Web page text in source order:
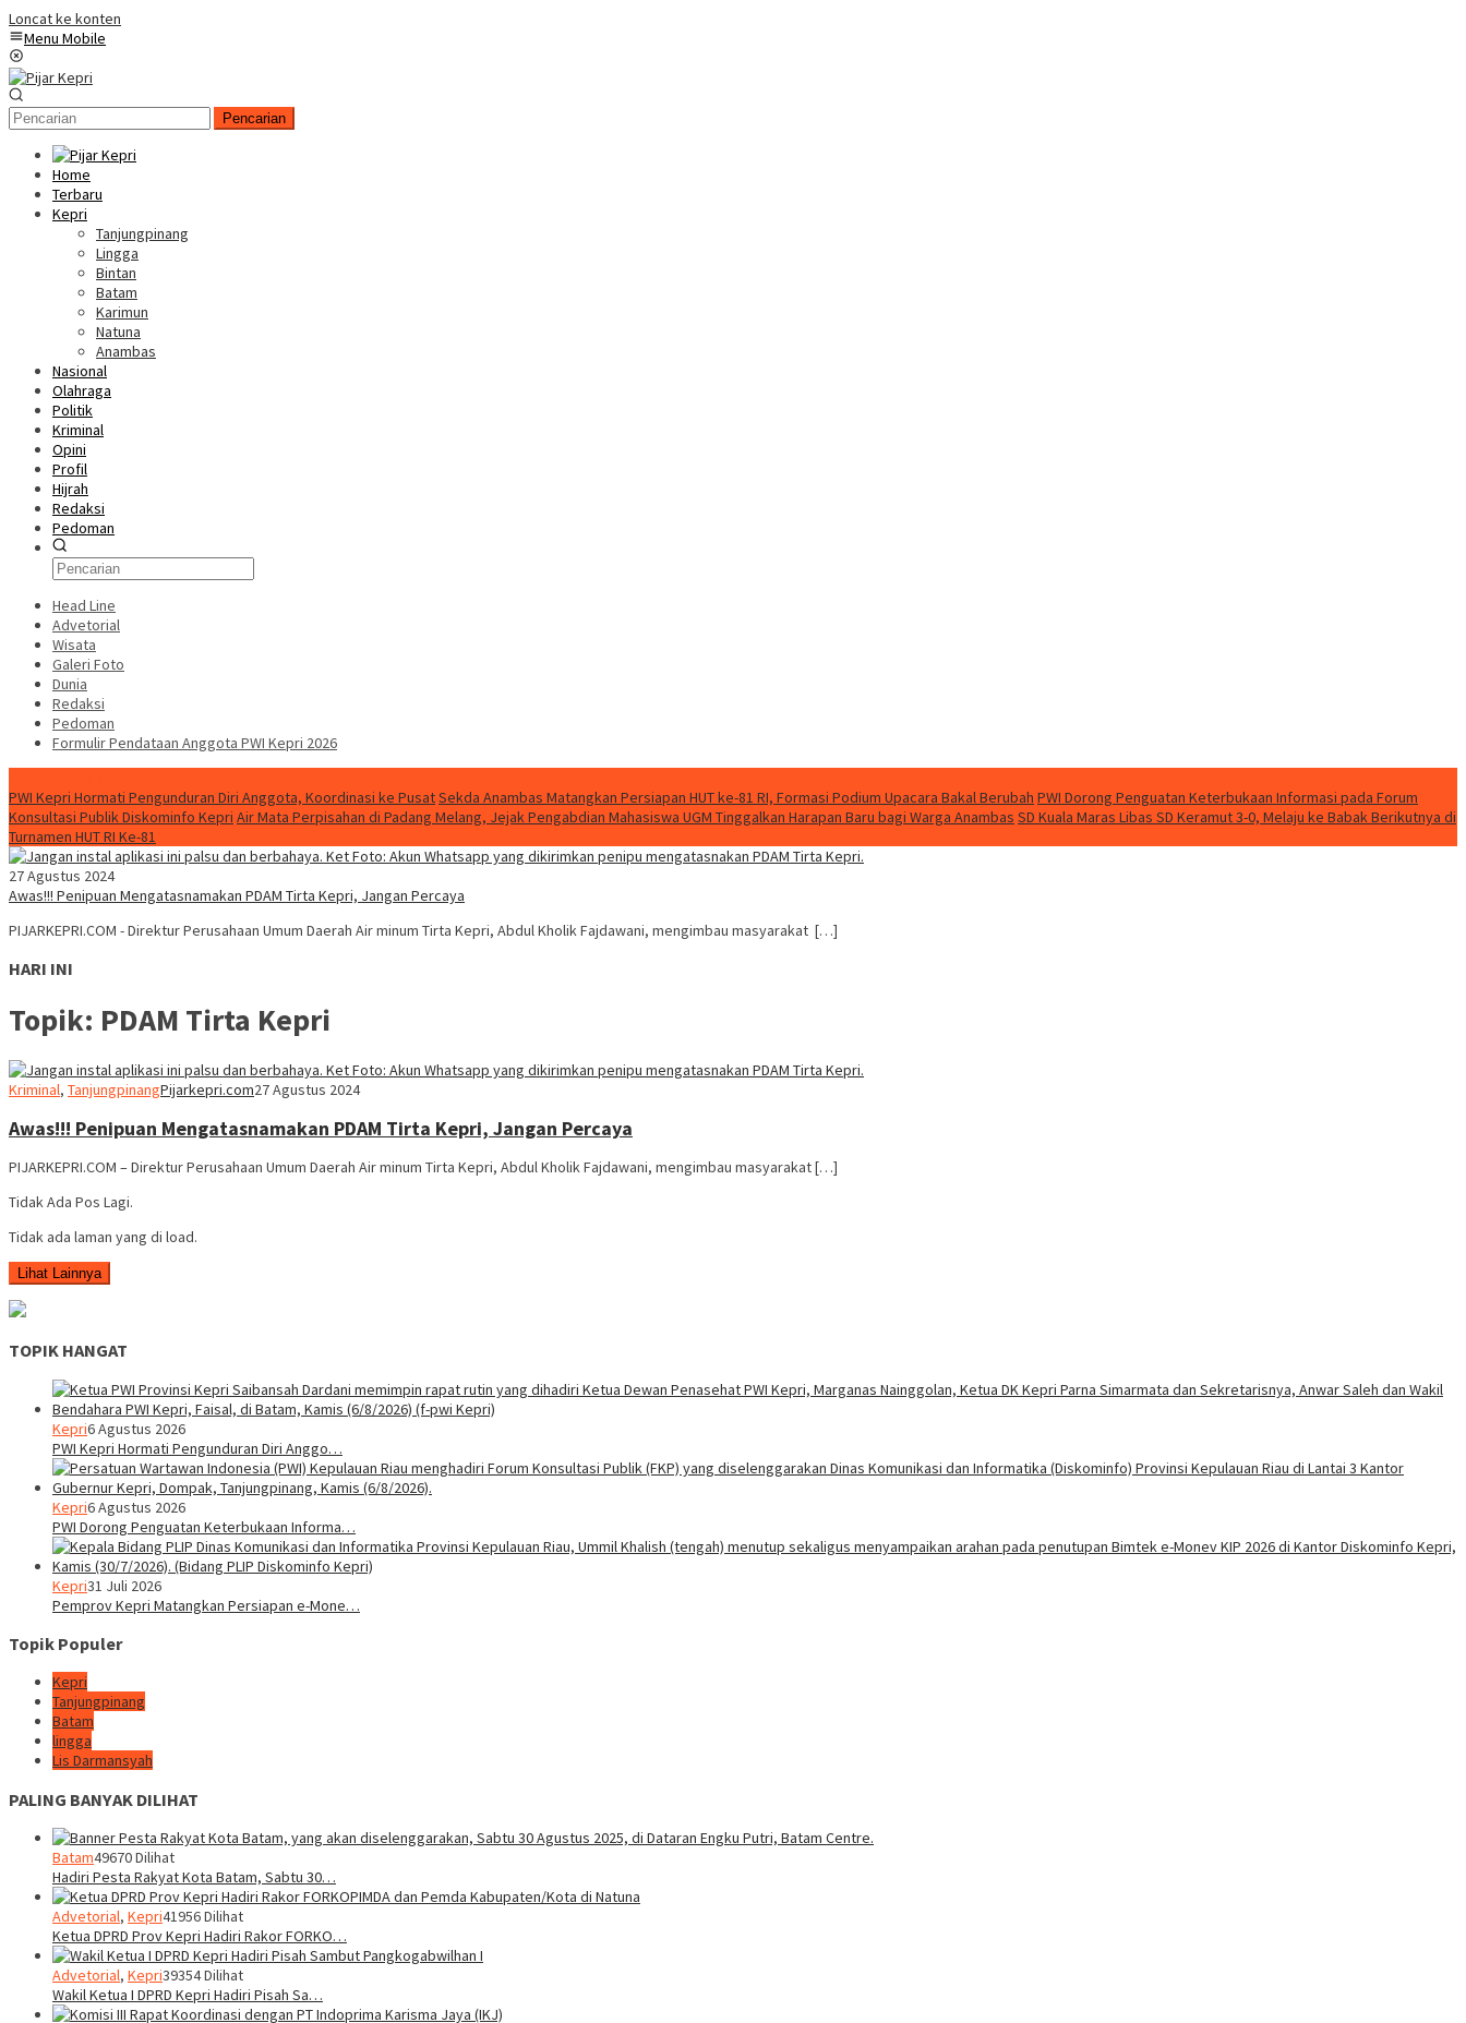
Loncat ke konten
Menu Mobile
Pencarian
Home
Terbaru
Kepri
Tanjungpinang
Lingga
Bintan
Batam
Karimun
Natuna
Anambas
Nasional
Olahraga
Politik
Kriminal
Opini
Profil
Hijrah
Redaksi
Pedoman
Head Line
Advetorial
Wisata
Galeri Foto
Dunia
Redaksi
Pedoman
Formulir Pendataan Anggota PWI Kepri 2026
PWI Kepri Hormati Pengunduran Diri Anggota, Koordinasi ke PusatSekda Anambas Matangkan Persiapan HUT ke-81 RI, Formasi Podium Upacara Bakal Berubah PWI Dorong Penguatan Keterbukaan Informasi pada Forum
Konsultasi Publik Diskominfo Kepri Air Mata Perpisahan di Padang Melang, Jejak Pengabdian Mahasiswa UGM Tinggalkan Harapan Baru bagi Warga Anambas SD Kuala Maras Libas SD Keramut 3-0, Melaju ke Babak Berikutnya di
Turnamen HUT RI Ke-81
27 Agustus 2024
Awas!!! Penipuan Mengatasnamakan PDAM Tirta Kepri, Jangan Percaya
PIJARKEPRI.COM - Direktur Perusahaan Umum Daerah Air minum Tirta Kepri, Abdul Kholik Fajdawani, mengimbau masyarakat […]
HARI INI
Topik: PDAM Tirta Kepri
Kriminal, TanjungpinangPijarkepri.com27 Agustus 2024
Awas!!! Penipuan Mengatasnamakan PDAM Tirta Kepri, Jangan Percaya
PIJARKEPRI.COM – Direktur Perusahaan Umum Daerah Air minum Tirta Kepri, Abdul Kholik Fajdawani, mengimbau masyarakat […]
Tidak Ada Pos Lagi.
Tidak ada laman yang di load.
Lihat Lainnya
TOPIK HANGAT
Kepri6 Agustus 2026
PWI Kepri Hormati Pengunduran Diri Anggo…
Kepri6 Agustus 2026
PWI Dorong Penguatan Keterbukaan Informa…
Kepri31 Juli 2026
Pemprov Kepri Matangkan Persiapan e-Mone…
Topik Populer
Kepri
Tanjungpinang
Batam
lingga
Lis Darmansyah
PALING BANYAK DILIHAT
Batam49670 Dilihat
Hadiri Pesta Rakyat Kota Batam, Sabtu 30…
Advetorial, Kepri41956 Dilihat
Ketua DPRD Prov Kepri Hadiri Rakor FORKO…
Advetorial, Kepri39354 Dilihat
Wakil Ketua I DPRD Kepri Hadiri Pisah Sa…